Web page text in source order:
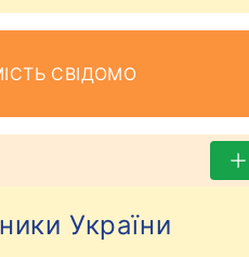
СВІДОМО
України